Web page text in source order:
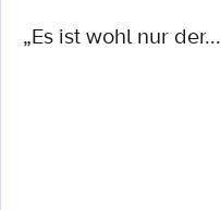
„Es ist wohl nur der...